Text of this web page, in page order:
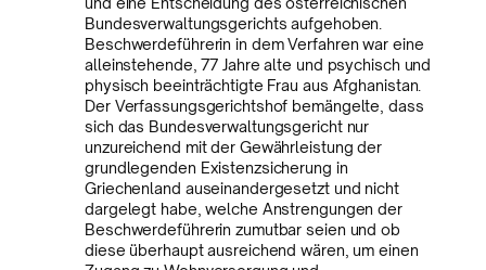
Bundesverwaltungsgerichts aufgehoben.
Beschwerdeführerin in dem Verfahren war eine
alleinstehende, 77 Jahre alte und psychisch und
physisch beeinträchtigte Frau aus Afghanistan.
Der Verfassungsgerichtshof bemängelte, dass
sich das Bundesverwaltungsgericht nur
unzureichend mit der Gewährleistung der
grundlegenden Existenzsicherung in
Griechenland auseinandergesetzt und nicht
dargelegt habe, welche Anstrengungen der
Beschwerdeführerin zumutbar seien und ob
diese überhaupt ausreichend wären, um einen